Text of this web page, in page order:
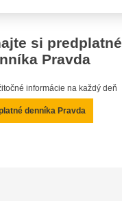
si predplatné
Pravda
informácie na každý deň
denníka Pravda